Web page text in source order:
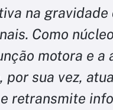
na gravidade
Como
motora e a
sua vez,
retransmite